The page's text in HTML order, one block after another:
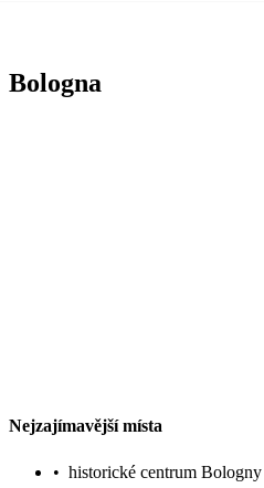
Bologna
Nejzajímavější místa
• historické centrum